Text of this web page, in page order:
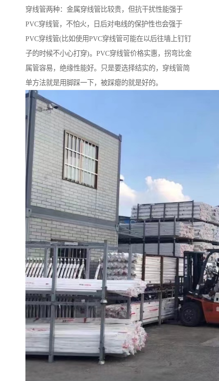
穿线管两种：金属穿线管比较贵，但抗干扰性能强于
PVC穿线管，不怕火，日后对电线的保护性也会强于
PVC穿线管(比如使用PVC穿线管可能在以后往墙上钉钉
子的时候不小心打穿)。PVC穿线管价格实惠，拐弯比金
属管容易，绝缘性能好。只是要选择结实的，穿线管简
单方法就是用脚踩一下，被踩瘪的就是好的。